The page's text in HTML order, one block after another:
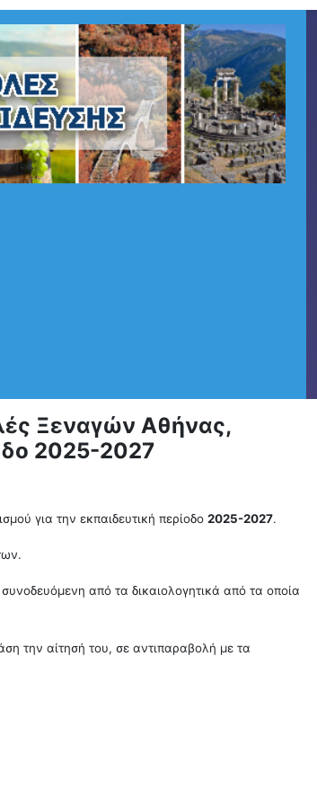
Ξεναγών Αθήνας,
2025-2027
για την εκπαιδευτική περίοδο 2025-2027.
συνοδευόμενη από τα δικαιολογητικά από τα οποία
την αίτησή του, σε αντιπαραβολή με τα